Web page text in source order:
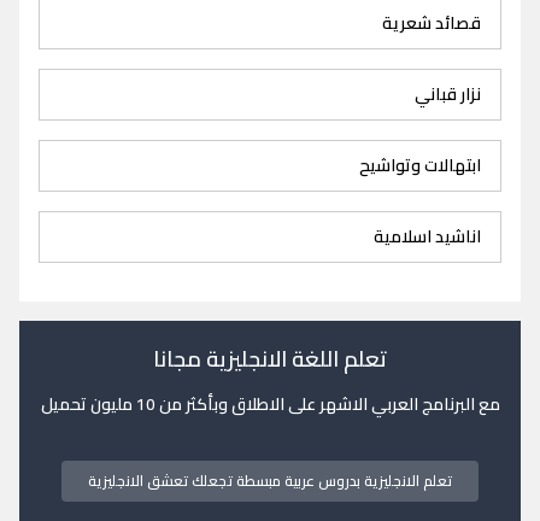
قصائد شعرية
نزار قباني
ابتهالات وتواشيح
اناشيد اسلامية
تعلم اللغة الانجليزية مجانا
مع البرنامج العربي الاشهر على الاطلاق وبأكثر من 10 مليون تحميل
تعلم الانجليزية بدروس عربية مبسطة تجعلك تعشق الانجليزية